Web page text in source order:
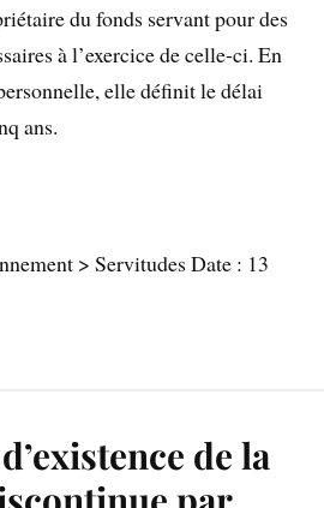
du fonds servant pour des
à l’exercice de celle-ci. En
elle définit le délai
ans.
> Servitudes Date : 13
de la